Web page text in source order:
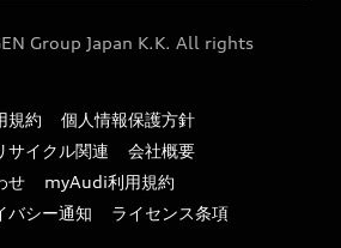
ト
Group Japan K.K. All rights
規約
個人情報保護方針
サイクル関連
会社概要
せ
myAudi利用規約
バシー通知
ライセンス条項